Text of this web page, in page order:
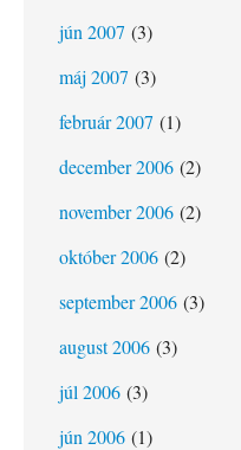
jún 2007 (3)
máj 2007 (3)
február 2007 (1)
december 2006 (2)
november 2006 (2)
október 2006 (2)
september 2006 (3)
august 2006 (3)
júl 2006 (3)
jún 2006 (1)